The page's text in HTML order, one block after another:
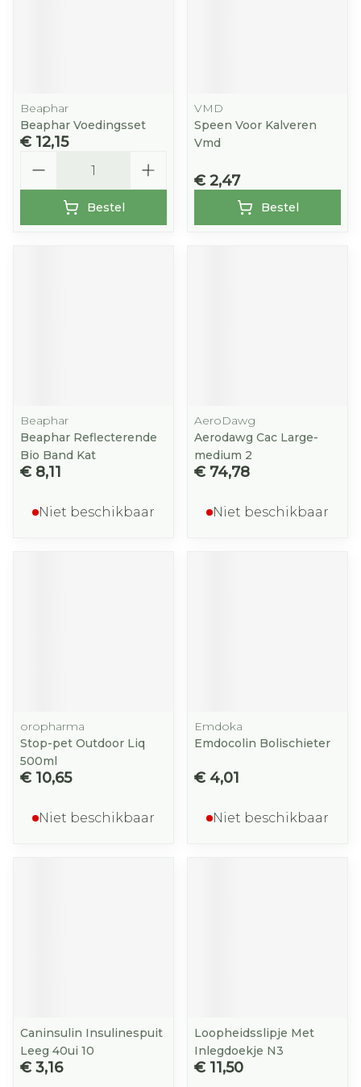
Beaphar
Beaphar Voedingsset
€ 12,15
Bestel
VMD
Speen Voor Kalveren
Vmd
€ 2,47
Bestel
Beaphar
Beaphar Reflecterende
Bio Band Kat
€ 8,11
Niet beschikbaar
AeroDawg
Aerodawg Cac Large-
medium 2
€ 74,78
Niet beschikbaar
oropharma
Stop-pet Outdoor Liq
500ml
€ 10,65
Niet beschikbaar
Emdoka
Emdocolin Bolischieter
€ 4,01
Niet beschikbaar
Caninsulin Insulinespuit
Leeg 40ui 10
€ 3,16
Loopheidsslipje Met
Inlegdoekje N3
€ 11,50